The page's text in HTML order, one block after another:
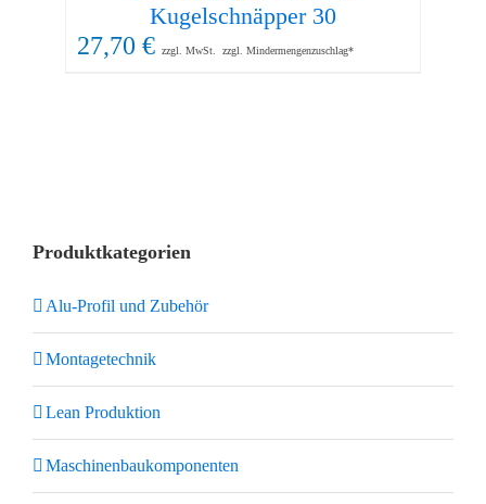
Kugelschnäpper 30
27,70 € zzgl. MwSt. zzgl. Mindermengenzuschlag*
Produktkategorien
Alu-Profil und Zubehör
Montagetechnik
Lean Produktion
Maschinenbaukomponenten